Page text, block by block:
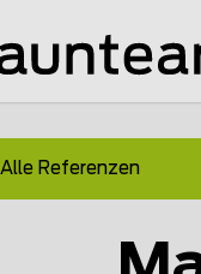
Alle Referenzen